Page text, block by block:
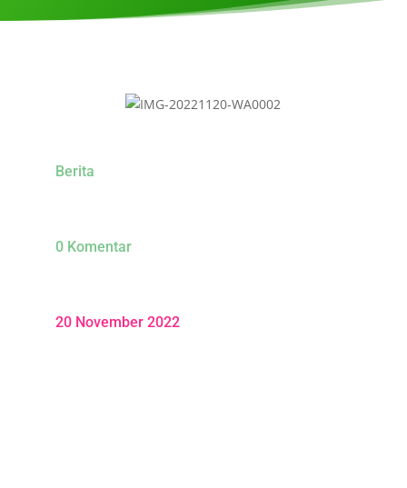
Berita
0 Komentar
20 November 2022